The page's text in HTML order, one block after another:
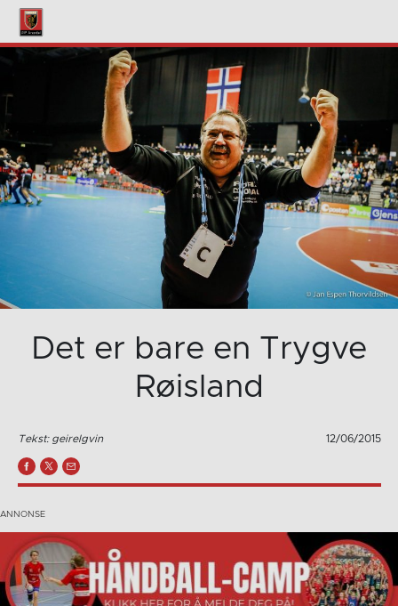
Det er bare en Trygve
Røisland
Tekst: geirelgvin 12/06/2015